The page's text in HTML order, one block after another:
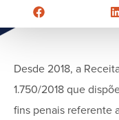
Desde 2018, a
1.750/2018 que
fins penais referente